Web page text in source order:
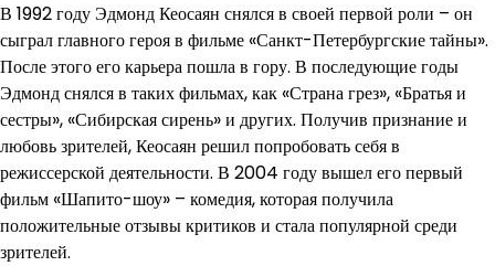
В 1992 году Эдмонд Кеосаян снялся в своей первой роли – он
сыграл главного героя в фильме «Санкт-Петербургские тайны».
После этого его карьера пошла в гору. В последующие годы
Эдмонд снялся в таких фильмах, как «Страна грез», «Братья и
сестры», «Сибирская сирень» и других. Получив признание и
любовь зрителей, Кеосаян решил попробовать себя в
режиссерской деятельности. В 2004 году вышел его первый
фильм «Шапито-шоу» – комедия, которая получила
положительные отзывы критиков и стала популярной среди
зрителей.